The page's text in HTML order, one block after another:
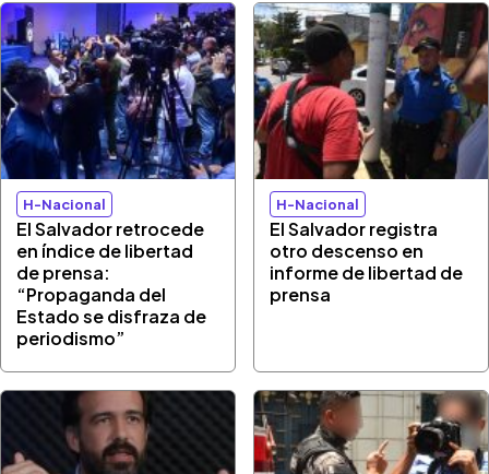
H-Nacional
El Salvador retrocede
en índice de libertad
de prensa:
“Propaganda del
Estado se disfraza de
periodismo”
H-Nacional
El Salvador registra
otro descenso en
informe de libertad de
prensa